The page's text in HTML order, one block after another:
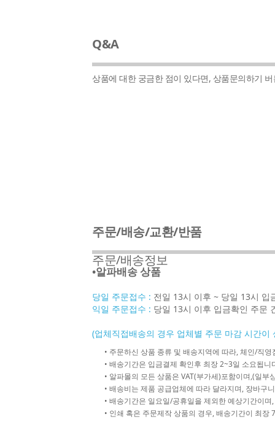
Q&A
상품에 대한 궁금한 점이 있다면, 상품문의하기
주문/배송/교환/반품
주문/배송정보
•알파배송 상품
당일 주문접수 : 전일 13시 이후 ~ 당일 13시 입
익일 주문접수 : 당일 13시 이후 입금확인 주문
(업체직접배송의 경우 업체별 주문 마감 시간이
• 주문하신 상품 종류 및 배송지역에 따라, 체인/직
• 배송기간은 입금결제 확인후 최장 2~3일 소요됩
• 알파몰의 모든 상품은 VAT(부가세)포함이며,(일
• 배송비는 제품 공급업체에 따라 달라지며, 장바구
• 배송기간은 일요일/공휴일을 제외한 예상기간이
• 인쇄 혹은 주문제작 상품의 경우, 배송기간이 최장